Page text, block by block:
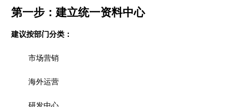
第一步：建立统一资料中心
建议按部门分类：
市场营销
海外运营
研发中心